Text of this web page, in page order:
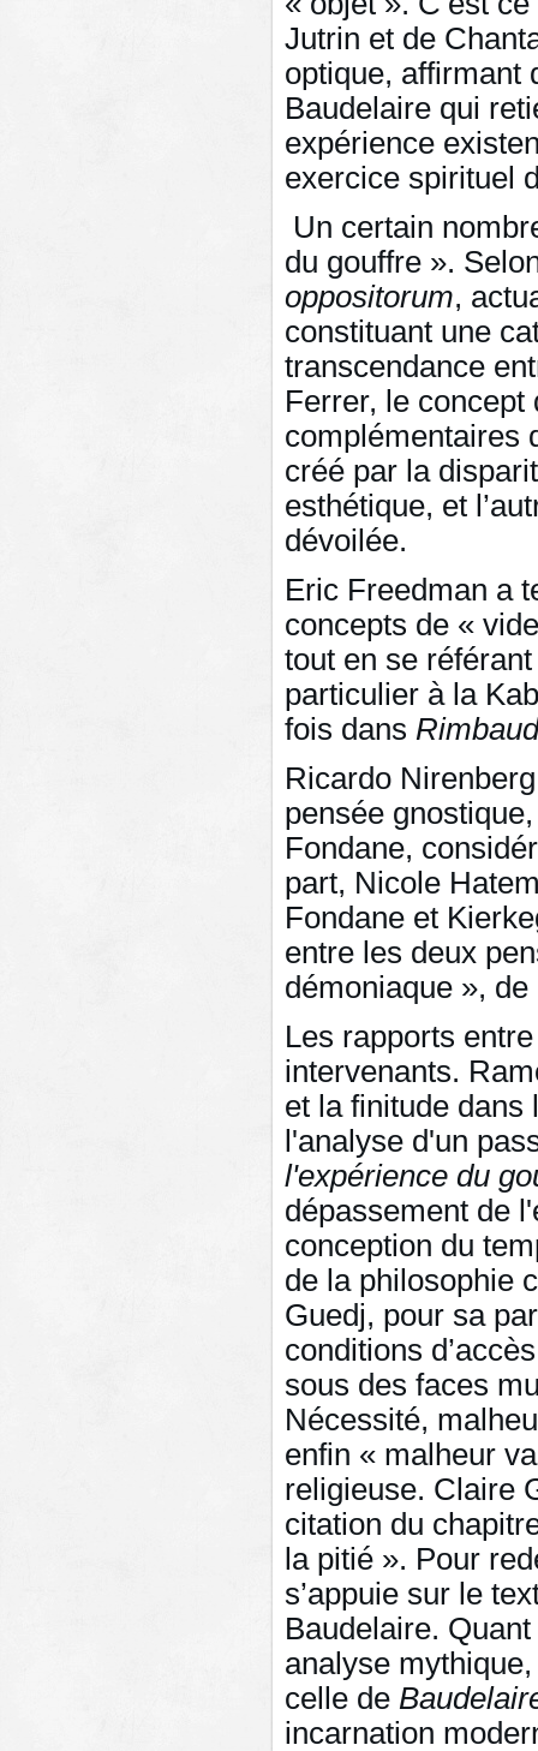
Jutrin et de
optique, affirmant
Baudelaire qui
expérience
exercice spirituel
Un certain
du gouffre ».
oppositorum,
constituant une
transcendance
Ferrer, le concept
complémentaires
créé par la
esthétique, et
dévoilée.
Eric Freedman a
concepts de «
tout en se
particulier à la
fois dans Rimbaud
Ricardo
pensée
Fondane,
part, Nicole
Fondane et
entre les deux
démoniaque »,
Les rapports
intervenants.
et la finitude dans
l'analyse d'un
l'expérience du
dépassement de
conception du
de la philosophie
Guedj, pour sa
conditions
sous des faces
Nécessité,
enfin « malheur
religieuse. Claire
citation du
la pitié ». Pour
s’appuie sur le
Baudelaire.
analyse
celle de
incarnation